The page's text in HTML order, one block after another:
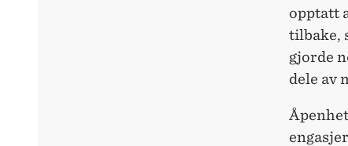
opptatt
tilbake,
gjorde
dele av